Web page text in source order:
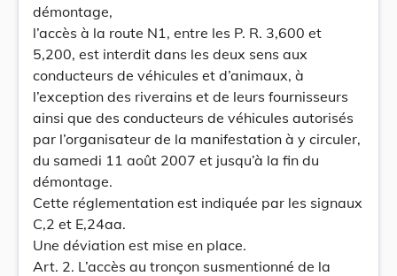
démontage,
l’accès à la route N1, entre les P. R. 3,600 et
5,200, est interdit dans les deux sens aux
conducteurs de véhicules et d’animaux, à
l’exception des riverains et de leurs fournisseurs
ainsi que des conducteurs de véhicules autorisés
par l’organisateur de la manifestation à y circuler,
du samedi 11 août 2007 et jusqu’à la fin du
démontage.
Cette réglementation est indiquée par les signaux
C,2 et E,24aa.
Une déviation est mise en place.
Art. 2. L’accès au tronçon susmentionné de la